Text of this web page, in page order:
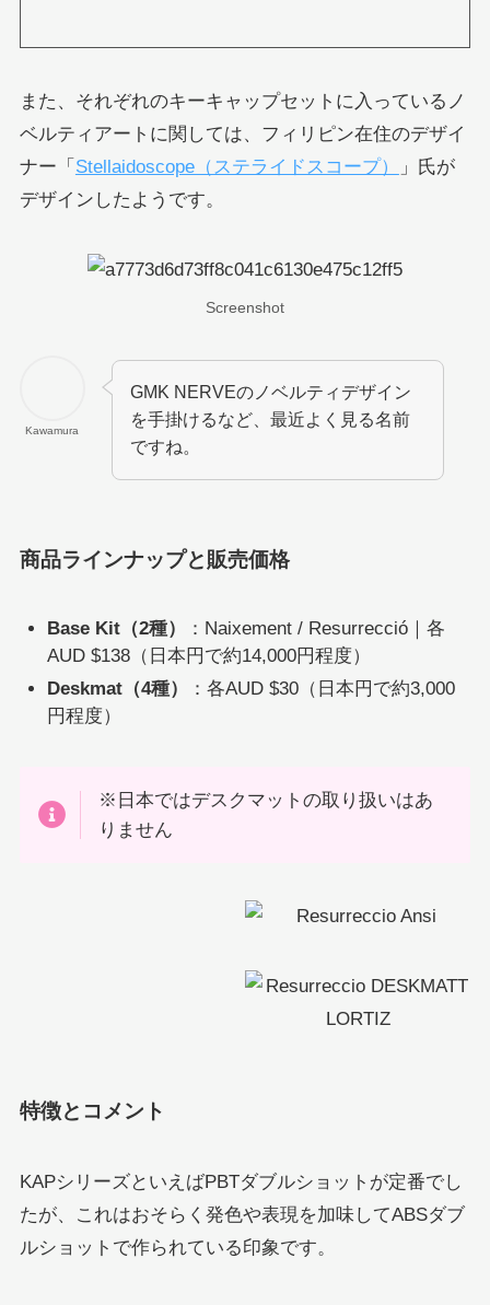
また、それぞれのキーキャップセットに入っているノ
ベルティアートに関しては、フィリピン在住のデザイ
ナー「 Stellaidoscope（ステライドスコープ）
」氏が
デザインしたようです。
Screenshot
Kawamura
GMK NERVEのノベルティデザイン
を手掛けるなど、最近よく見る名前
ですね。
商品ラインナップと販売価格
Base Kit（2種）
：Naixement / Resurrecció｜各
AUD $138（日本円で約14,000円程度）
Deskmat（4種）
：各AUD $30（日本円で約3,000
円程度）
※日本ではデスクマットの取り扱いはあ
りません
特徴とコメント
KAPシリーズといえばPBTダブルショットが定番でし
たが、これはおそらく発色や表現を加味してABSダブ
ルショットで作られている印象です。